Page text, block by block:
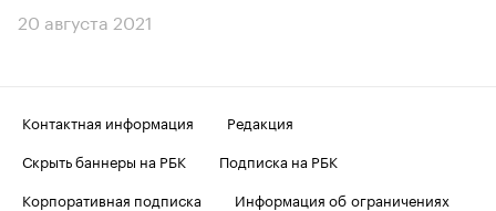
20 августа 2021
Контактная информация
Редакция
Скрыть баннеры на РБК
Подписка на РБК
Корпоративная подписка
Информация об ограничениях